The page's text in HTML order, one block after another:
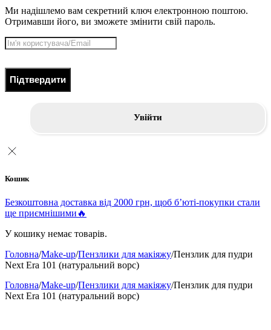
Ми надішлемо вам секретний ключ електронною поштою.
Отримавши його, ви зможете змінити свій пароль.
Підтвердити
Увійти
Кошик
Безкоштовна доставка від 2000 грн, щоб б’юті-покупки стали
ще приємнішими🔥
У кошику немає товарів.
Головна/Make-up/Пензлики для макіяжу/Пензлик для пудри
Next Era 101 (натуральний ворс)
Головна/Make-up/Пензлики для макіяжу/Пензлик для пудри
Next Era 101 (натуральний ворс)